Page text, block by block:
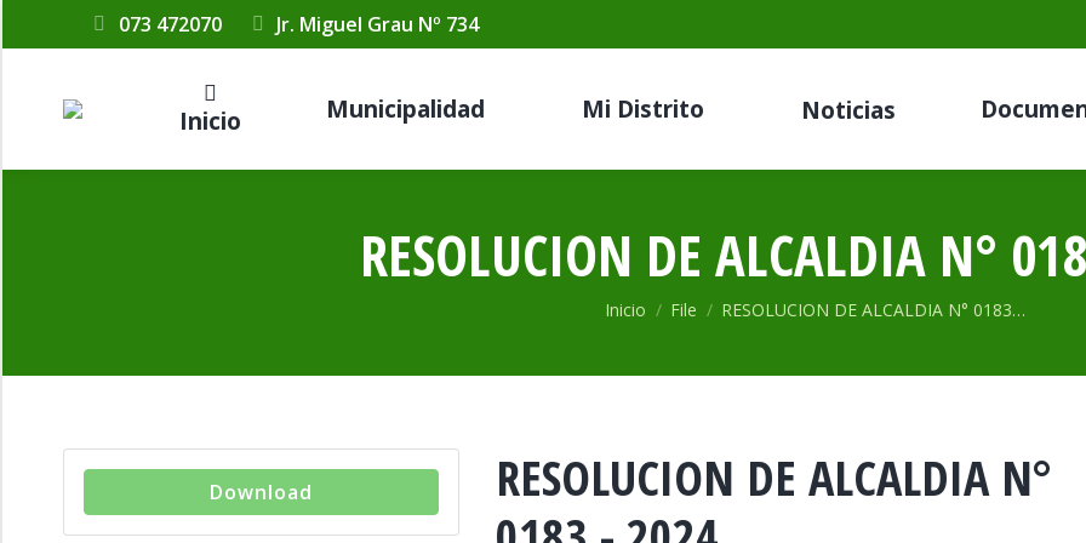
073 472070 Jr. Miguel Grau Nº 734
Inicio Municipalidad Mi Distrito Noticias
RESOLUCION DE ALCALDIA N°
Estás aquí:
Inicio File RESOLUCION DE ALCALDIA N° 0183…
Download
RESOLUCION DE ALCALDIA N°